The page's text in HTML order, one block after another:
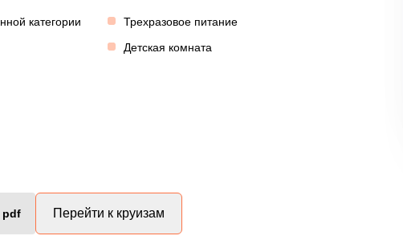
категории
Трехразовое питание
Детская комната
pdf Перейти к круизам